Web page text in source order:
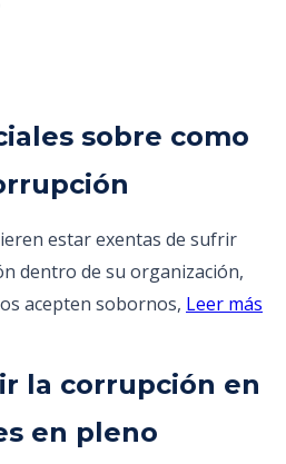
sobre como
estar exentas de sufrir
dentro de su organización,
acepten sobornos, Leer más
la corrupción en
en pleno